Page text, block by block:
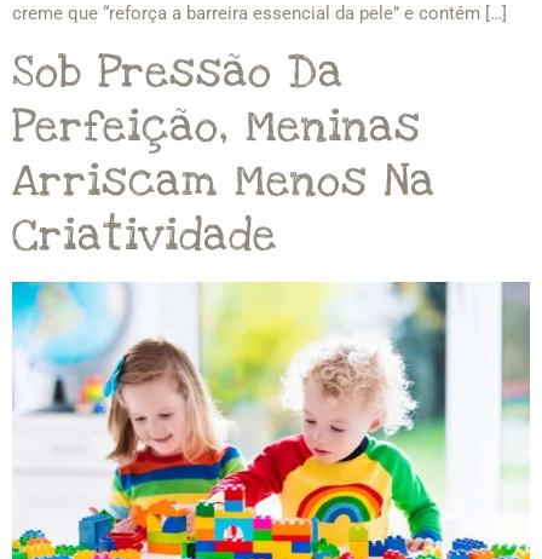
creme que “reforça a barreira essencial da pele” e contém […]
Sob Pressão Da
Perfeição, Meninas
Arriscam Menos Na
Criatividade